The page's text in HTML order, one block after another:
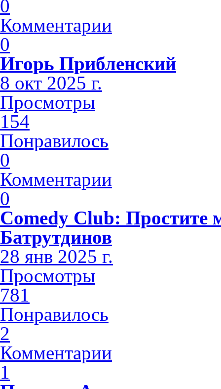
0
Комментарии
0
Игорь Прибленский
8 окт 2025 г.
Просмотры
154
Понравилось
0
Комментарии
0
Comedy Club:
Батрутдинов
28 янв 2025 г.
Просмотры
781
Понравилось
2
Комментарии
1